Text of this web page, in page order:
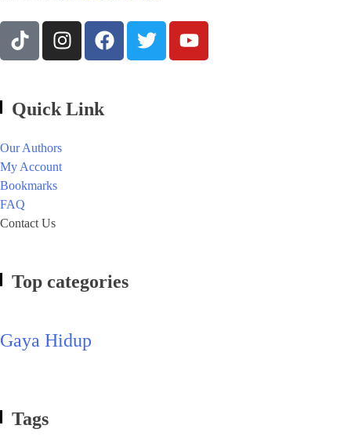
Quick Link
Our Authors
My Account
Bookmarks
FAQ
Contact Us
Top categories
Gaya Hidup
Tags